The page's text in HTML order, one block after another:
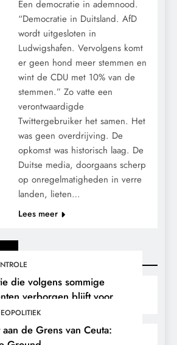
die volgens sommige
verborgen blijft voor
de Grens van Ceuta:
Een democratie in ademnood.
“Democratie in Duitsland. AfD
wordt uitgesloten in
Ludwigshafen. Vervolgens komt
er geen hond meer stemmen en
wint de CDU met 10% van de
stemmen.” Zo vatte een
verontwaardigde
Twittergebruiker het samen. Het
was geen overdrijving. De
opkomst was historisch laag. De
Duitse media, doorgaans scherp
op onregelmatigheden in verre
landen, lieten…
Lees meer